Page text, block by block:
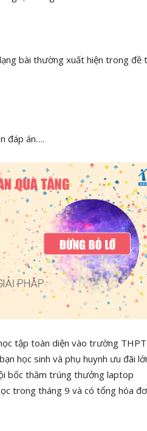
bài thường xuất hiện trong đề
đáp án….
tập toàn diện vào trường
học sinh và phụ huynh ưu đãi
bốc thăm trúng thưởng laptop
trong tháng 9 và có tổng hóa